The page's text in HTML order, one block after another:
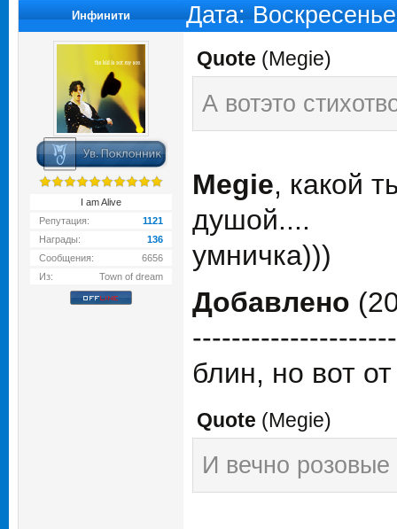
Инфинити Дата:
I am Alive
Репутация:
1121
Награды:
136
Сообщения:
6656
Из:
Town of dream
Quote (Megie)
А вотэто
Megie, какой
душой....
умничка)))
Добавлено
блин, но вот от
Quote (Megie)
И вечно